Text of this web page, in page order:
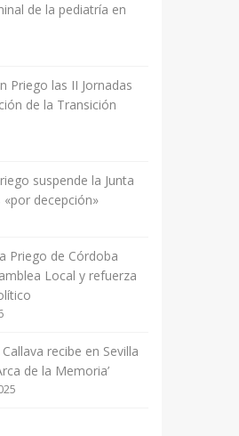
de la pediatría en
Priego las II Jornadas
de la Transición
suspende la Junta
decepción»
Priego de Córdoba
Local y refuerza
recibe en Sevilla
de la Memoria’